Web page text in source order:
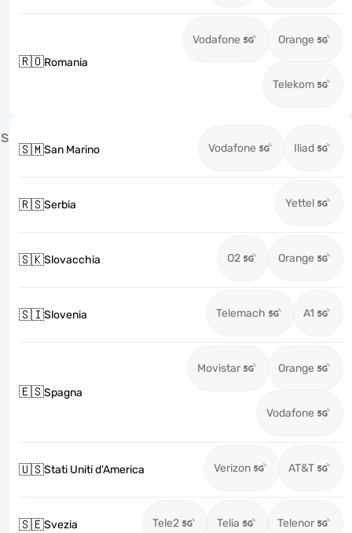
🇷🇴Romania
Vodafone Orange
Telekom
S
🇸🇲San Marino Vodafone Iliad
🇷🇸Serbia Yettel
🇸🇰Slovacchia O2 Orange
🇸🇮Slovenia Telemach A1
🇪🇸Spagna
Movistar Orange
Vodafone
🇺🇸Stati Uniti d'America Verizon AT&T
🇸🇪Svezia Tele2 Telia Telenor